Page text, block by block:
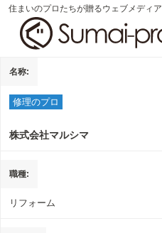
住まいのプロたちが贈るウェブメディア
名称
修理のプロ
株式会社マルシマ
職種
リフォーム